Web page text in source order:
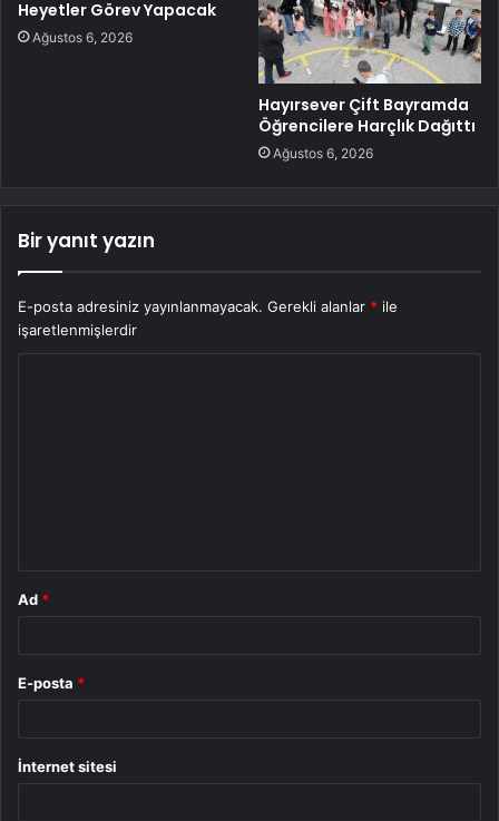
Heyetler Görev Yapacak
Ağustos 6, 2026
Hayırsever Çift Bayramda
Öğrencilere Harçlık Dağıttı
Ağustos 6, 2026
Bir yanıt yazın
E-posta adresiniz yayınlanmayacak. Gerekli alanlar * ile
işaretlenmişlerdir
Ad *
E-posta *
İnternet sitesi